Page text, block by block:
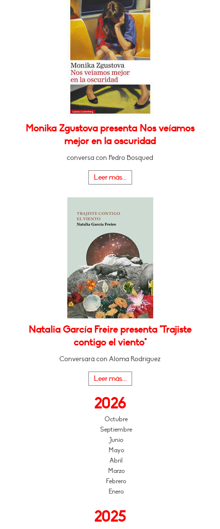
Monika Zgustova presenta Nos veíamos
mejor en la oscuridad
conversa con Pedro Bosqued
Leer más...
Natalia García Freire presenta "Trajiste
contigo el viento"
Conversará con Aloma Rodríguez
Leer más...
2026
Octubre
Septiembre
Junio
Mayo
Abril
Marzo
Febrero
Enero
2025